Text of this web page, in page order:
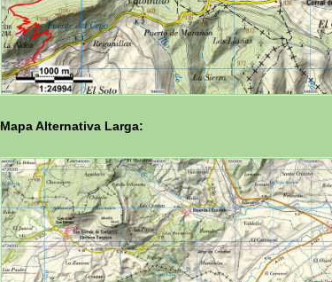
Mapa Alternativa Larga: